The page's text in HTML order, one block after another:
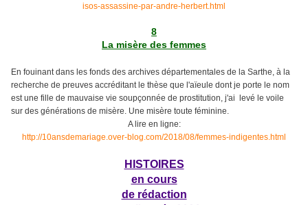
isos-assassine-par-andre-herbert.html
8
La misère des femmes
En fouinant dans les fonds des archives départementales de la Sarthe, à la
recherche de preuves accréditant le thèse que l'aïeule dont je porte le nom
est une fille de mauvaise vie soupçonnée de prostitution, j'ai levé le voile
sur des générations de misère. Une misère toute féminine.
A lire en ligne:
http://10ansdemariage.over-blog.com/2018/08/femmes-indigentes.html
HISTOIRES
en cours
de rédaction